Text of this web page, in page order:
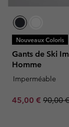
Nouveaux Coloris
Gants de Ski
Homme
Imperméable
Sale price:
45,00 € 90,00 €